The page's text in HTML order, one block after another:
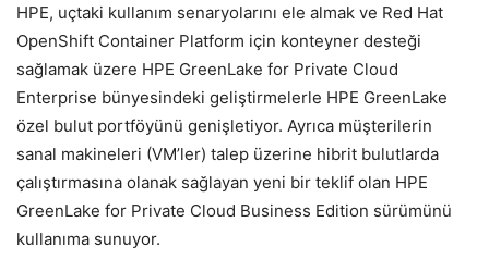
HPE, uçtaki kullanım senaryolarını ele almak ve Red Hat
OpenShift Container Platform için konteyner desteği
sağlamak üzere HPE GreenLake for Private Cloud
Enterprise bünyesindeki geliştirmelerle HPE GreenLake
özel bulut portföyünü genişletiyor. Ayrıca müşterilerin
sanal makineleri (VM’ler) talep üzerine hibrit bulutlarda
çalıştırmasına olanak sağlayan yeni bir teklif olan HPE
GreenLake for Private Cloud Business Edition sürümünü
kullanıma sunuyor.